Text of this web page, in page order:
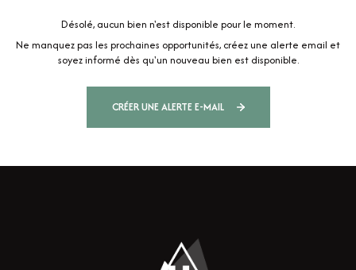
Désolé, aucun bien n'est disponible pour le moment.
Ne manquez pas les prochaines opportunités, créez une alerte email et
soyez informé dès qu'un nouveau bien est disponible.
CRÉER UNE ALERTE E-MAIL